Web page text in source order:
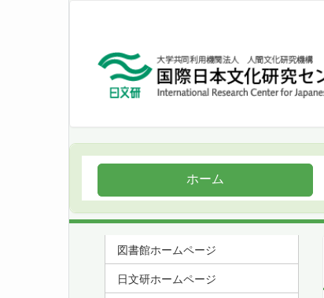
ホーム
図書館ホームページ
日文研ホームページ